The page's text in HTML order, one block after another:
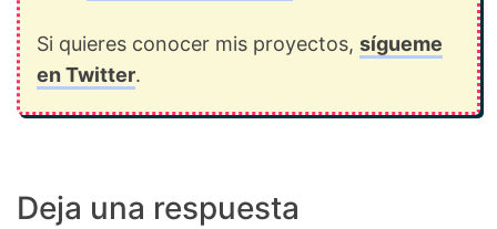
Si quieres conocer mis proyectos, sígueme
en Twitter.
Deja una respuesta